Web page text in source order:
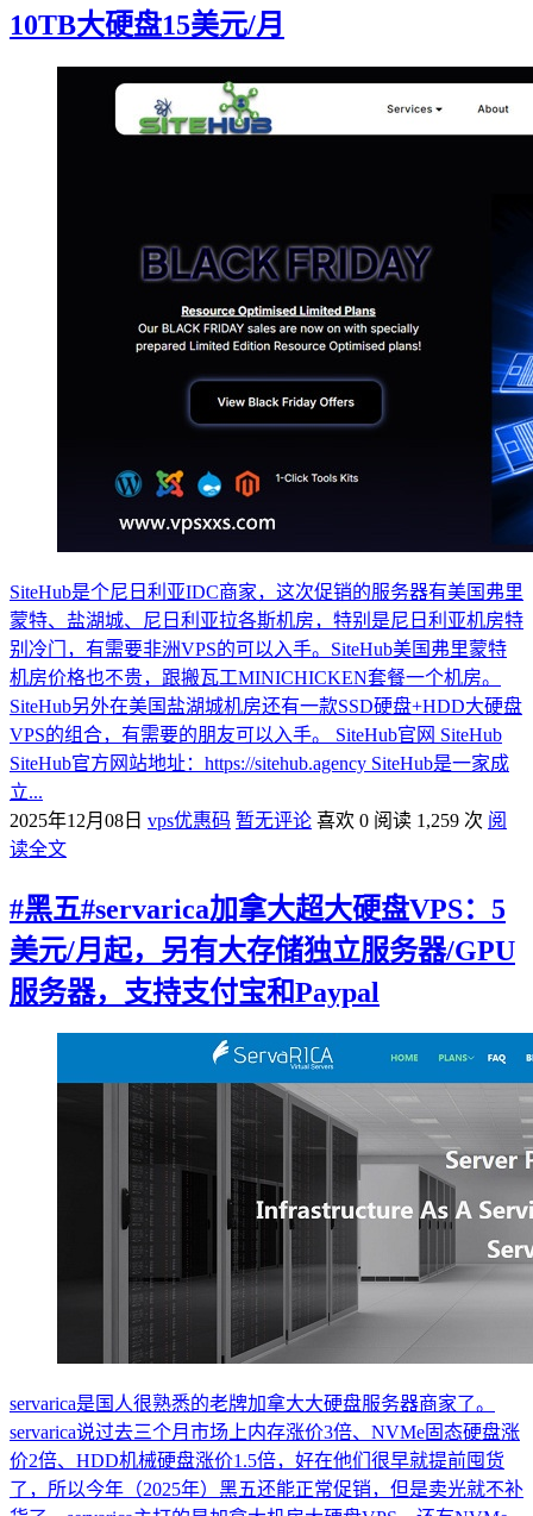
10TB大硬盘15美元/月
SiteHub是个尼日利亚IDC商家，这次促销的服务器有美国弗里
蒙特、盐湖城、尼日利亚拉各斯机房，特别是尼日利亚机房特
别冷门，有需要非洲VPS的可以入手。SiteHub美国弗里蒙特
机房价格也不贵，跟搬瓦工MINICHICKEN套餐一个机房。
SiteHub另外在美国盐湖城机房还有一款SSD硬盘+HDD大硬盘
VPS的组合，有需要的朋友可以入手。 SiteHub官网 SiteHub
SiteHub官方网站地址：https://sitehub.agency SiteHub是一家成
立...
2025年12月08日 vps优惠码 暂无评论 喜欢 0 阅读 1,259 次 阅
读全文
#黑五#servarica加拿大超大硬盘VPS：5
美元/月起，另有大存储独立服务器/GPU
服务器，支持支付宝和Paypal
servarica是国人很熟悉的老牌加拿大大硬盘服务器商家了。
servarica说过去三个月市场上内存涨价3倍、NVMe固态硬盘涨
价2倍、HDD机械硬盘涨价1.5倍，好在他们很早就提前囤货
了，所以今年（2025年）黑五还能正常促销，但是卖光就不补